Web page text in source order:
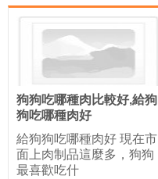
狗狗吃哪種肉比較好,給狗
狗吃哪種肉好
給狗狗吃哪種肉好 現在市
面上肉制品這麼多，狗狗
最喜歡吃什